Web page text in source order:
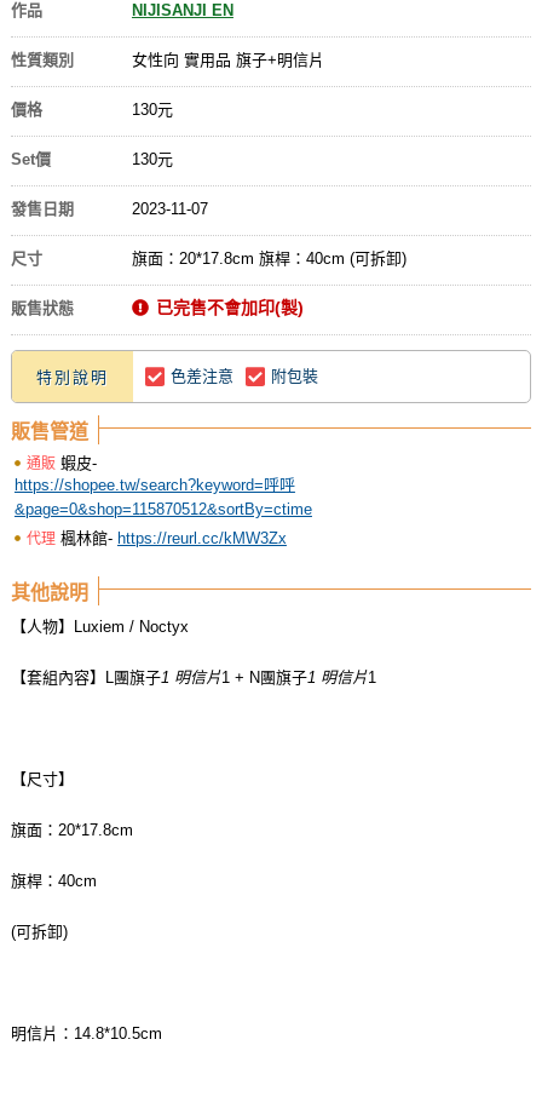
作品 NIJISANJI EN
性質類別 女性向 實用品 旗子+明信片
價格 130元
Set價 130元
發售日期 2023-11-07
尺寸 旗面：20*17.8cm 旗桿：40cm (可拆卸)
販售狀態 已完售不會加印(製)
特別說明 色差注意 附包裝
販售管道
通販蝦皮-
https://shopee.tw/search?keyword=呼呼
&page=0&shop=115870512&sortBy=ctime
代理楓林館- https://reurl.cc/kMW3Zx
其他說明
【人物】Luxiem / Noctyx
【套組內容】L團旗子1 明信片1 + N團旗子1 明信片1
【尺寸】
旗面：20*17.8cm
旗桿：40cm
(可拆卸)
明信片：14.8*10.5cm